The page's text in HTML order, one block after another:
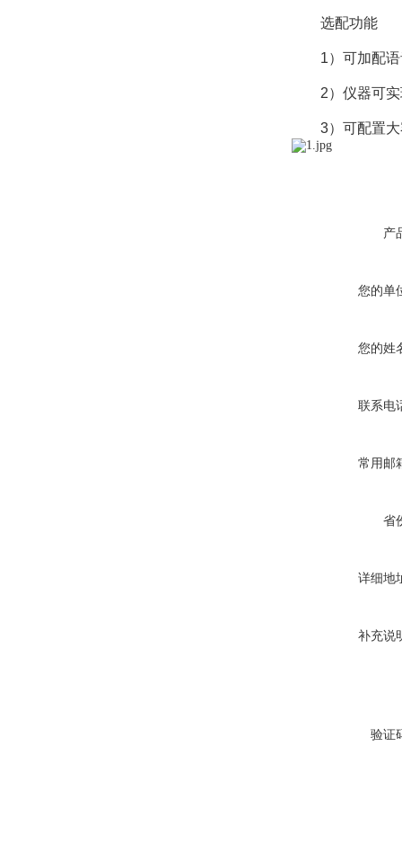
选配功能
1）可加配语
2）仪器可实
3）可配置大
产
您的单
您的姓
联系电
常用邮
省
详细地
补充说
验证